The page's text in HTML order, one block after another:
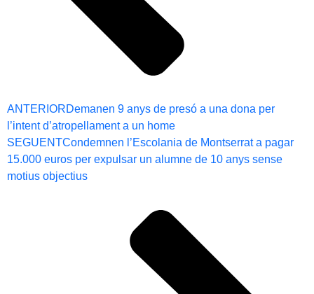
ANTERIORDemanen 9 anys de presó a una dona per
l’intent d’atropellament a un home
SEGUENTCondemnen l’Escolania de Montserrat a pagar
15.000 euros per expulsar un alumne de 10 anys sense
motius objectius